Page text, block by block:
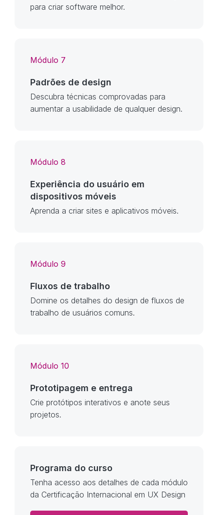
para criar software melhor.
Módulo 7
Padrões de design
Descubra técnicas comprovadas para
aumentar a usabilidade de qualquer design.
Módulo 8
Experiência do usuário em
dispositivos móveis
Aprenda a criar sites e aplicativos móveis.
Módulo 9
Fluxos de trabalho
Domine os detalhes do design de fluxos de
trabalho de usuários comuns.
Módulo 10
Prototipagem e entrega
Crie protótipos interativos e anote seus
projetos.
Programa do curso
Tenha acesso aos detalhes de cada módulo
da Certificação Internacional em UX Design